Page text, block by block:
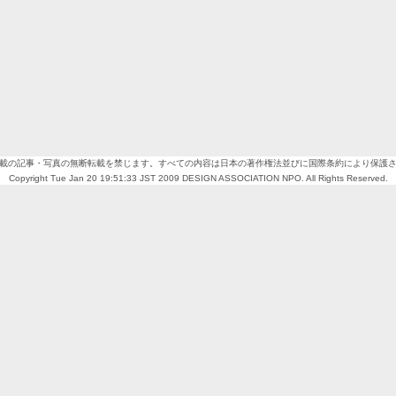
の記事・写真の無断転載を禁じます。すべての内容は日本の著作権法並びに国際条約により保護さ
Copyright Tue Jan 20 19:51:33 JST 2009 DESIGN ASSOCIATION NPO. All Rights Reserved.